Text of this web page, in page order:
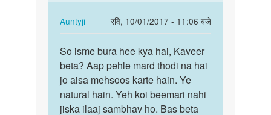
sex
by
vishal
jain
Auntyji
रवि, 10/01/2017 - 11:06 बजे
In
reply
to
Mujhe
ladke
ke
santh
So
isme
bura
hee
kya
So isme bura hee kya hai, Kaveer
beta? Aap pehle mard thodi na hai
jo aisa mehsoos karte hain. Ye
natural hain. Yeh koi beemari nahi
jiska ilaaj sambhav ho. Bas beta